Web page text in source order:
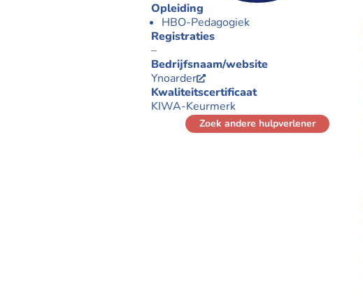
Opleiding
HBO-Pedagogiek
Registraties
–
Bedrijfsnaam/website
Ynoarder
Kwaliteitscertificaat
KIWA-Keurmerk
Zoek andere hulpverlener